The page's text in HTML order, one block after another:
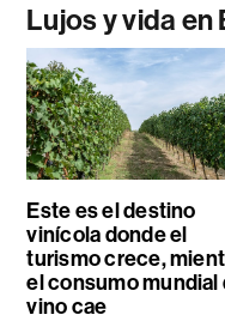
Lujos y vida en
Este es el destino
vinícola donde el
turismo crece,
el consumo mundial
vino cae